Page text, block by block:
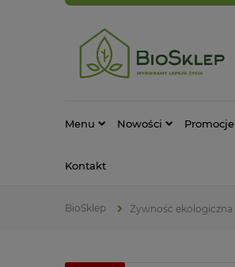
Menu Nowości Promocje
Kontakt
Żywność ekologiczna